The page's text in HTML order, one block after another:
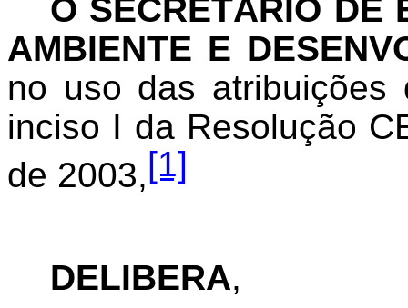
O SECRETÁRIO DE
AMBIENTE E
no uso das atribuições
inciso I da Resolução
de 2003,[1]
DELIBERA,